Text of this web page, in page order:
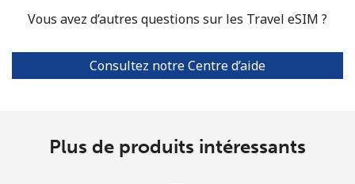
Vous avez d’autres questions sur les Travel eSIM ?
Consultez notre Centre d’aide
Plus de produits intéressants